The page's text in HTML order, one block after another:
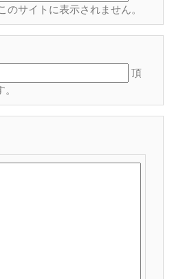
のサイトに表示されません。
頂